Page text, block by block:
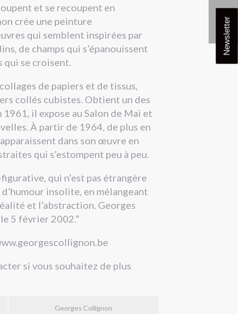
et se recoupent en
crée une peinture
qui semblent inspirées par
de champs qui s’épanouissent
qui se croisent.
de papiers et de tissus,
collés cubistes. Obtient un des
il expose au Salon de Mai et
À partir de 1964, de plus en
dans son œuvre en
qui s’estompent peu à peu.
qui n’est pas étrangère
insolite, en mélangeant
et l’abstraction. Georges
5 février 2002.”
si vous souhaitez de plus
Georges Collignon
Newsletter